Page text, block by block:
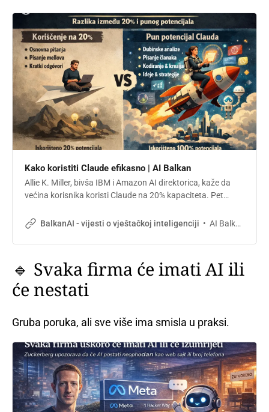
Kako koristiti Claude efikasno | AI Balkan
Allie K. Miller, bivša IBM i Amazon AI direktorica, kaže da
većina korisnika koristi Claude na 20% kapaciteta. Pet
BalkanAI - vijesti o vještačkoj inteligenciji
AI Balkan
🔹 Svaka firma će imati AI ili
će nestati
Gruba poruka, ali sve više ima smisla u praksi.